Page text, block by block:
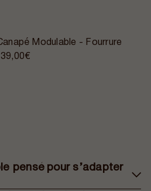
Modulable - Fourrure
pensé pour s’adapter